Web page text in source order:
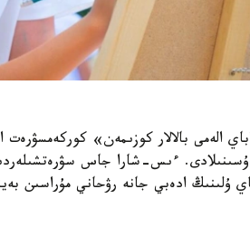
الەمى بالالار كوزىمەن»
ۇسىنىلادى. ءىس-شارا جاس
ۇلىنىڭ ادەبي جانە رۋحاني مۇراسىن